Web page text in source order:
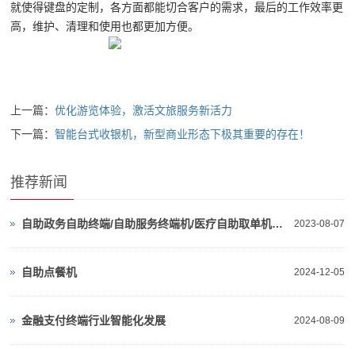
就使得键盘的定制，各方面都能切合客户的需求，最后的工作效率更
高，维护、清理和使用也都更加方便。
上一篇：优化游览体验，激活文旅服务新活力
下一篇：智能台式收银机，新型商业形态下极其重要的存在！
推荐新闻
2023-08-07
自助政务自助终端/自助服务终端机/医疗自助取单机是什么
2024-12-05
自助点餐机
2024-08-09
金融支付终端行业智能化发展